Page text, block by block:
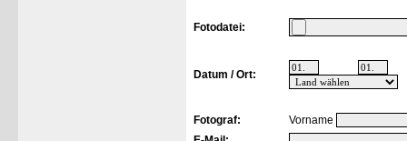
Fotodatei:
Datum / Ort:
Fotograf:
Vorname